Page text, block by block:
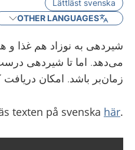
Lättläst svenska
OTHER LANGUAGES
شیردهی به نوزاد هم غذا و
می‌دهد. اما تا شیردهی
زمان‌بر باشد. امکان
.Läs texten på svenska
här